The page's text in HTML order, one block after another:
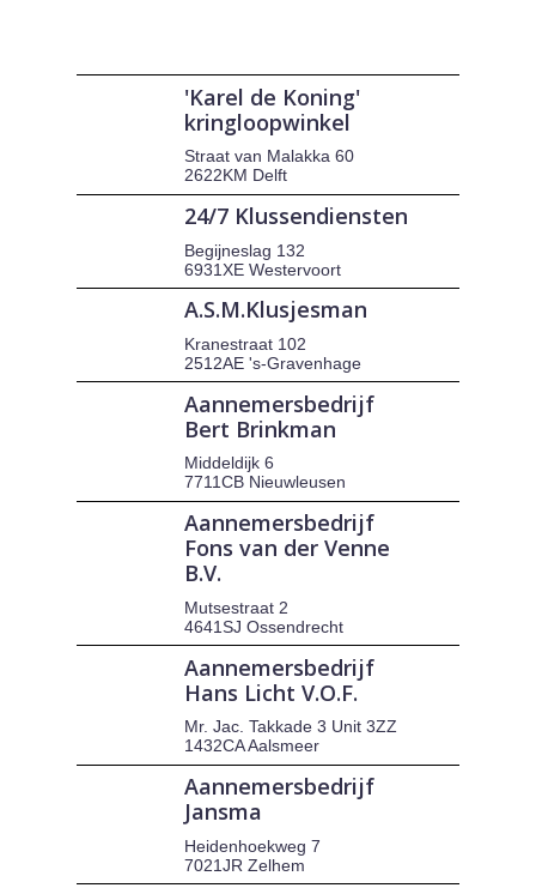
'Karel de Koning'
kringloopwinkel
Straat van Malakka 60
2622KM Delft
24/7 Klussendiensten
Begijneslag 132
6931XE Westervoort
A.S.M.Klusjesman
Kranestraat 102
2512AE 's-Gravenhage
Aannemersbedrijf
Bert Brinkman
Middeldijk 6
7711CB Nieuwleusen
Aannemersbedrijf
Fons van der Venne
B.V.
Mutsestraat 2
4641SJ Ossendrecht
Aannemersbedrijf
Hans Licht V.O.F.
Mr. Jac. Takkade 3 Unit 3ZZ
1432CA Aalsmeer
Aannemersbedrijf
Jansma
Heidenhoekweg 7
7021JR Zelhem